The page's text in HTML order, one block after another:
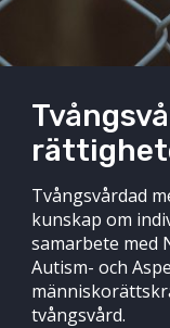
Tvångsvårdad
kunskap om
samarbete med
Autism- och
tvångsvård.